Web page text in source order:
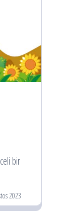
bir
2023